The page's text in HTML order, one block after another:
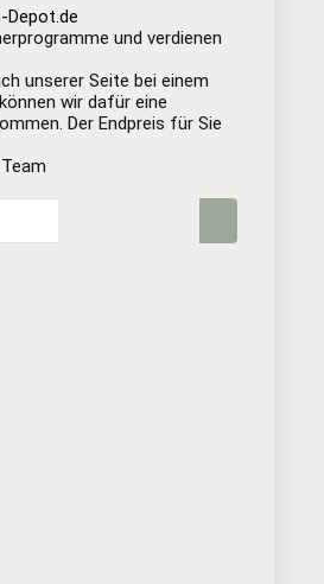
Depot.de
und verdienen
unserer Seite bei einem
wir dafür eine
Der Endpreis für Sie